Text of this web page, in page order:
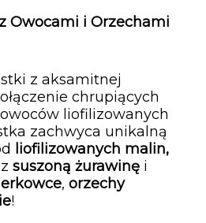
Owocami i Orzechami
z aksamitnej
chrupiących
liofilizowanych
zachwyca unikalną
liofilizowanych malin,
suszoną żurawinę i
, orzechy
!